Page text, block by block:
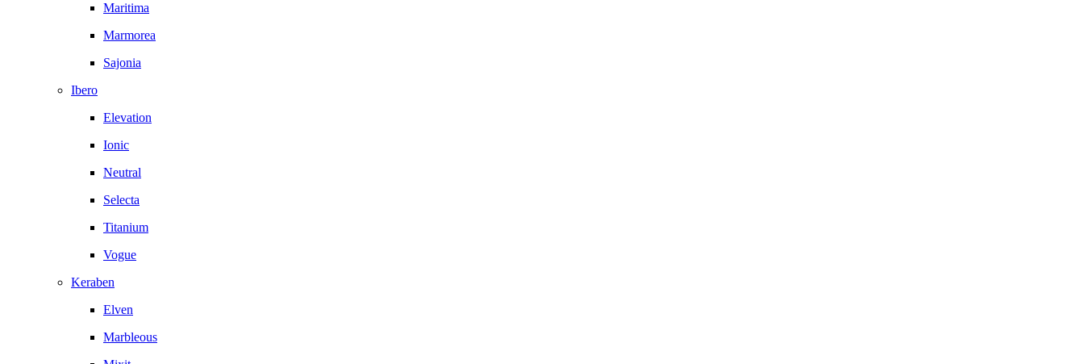
Maritima
Marmorea
Sajonia
Ibero
Elevation
Ionic
Neutral
Selecta
Titanium
Vogue
Keraben
Elven
Marbleous